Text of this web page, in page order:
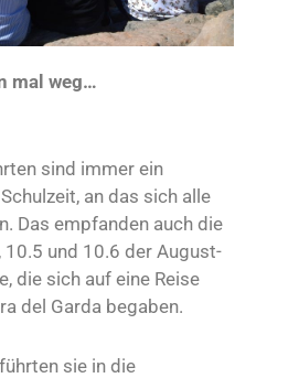
mal weg…
sind immer ein
an das sich alle
Das empfanden auch die
10.5 und 10.6 der August-
die sich auf eine Reise
del Garda begaben.
sie in die